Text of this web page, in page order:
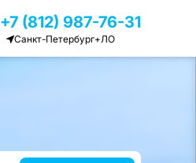
+7 (812) 987-76-31
Санкт-Петербург+ЛО